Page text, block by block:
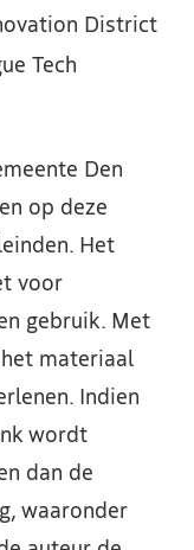
District
Tech
Den
op deze
Het
voor
gebruik. Met
materiaal
Indien
wordt
dan de
waaronder